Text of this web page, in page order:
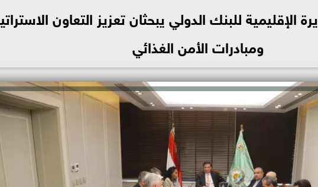
الإقليمية للبنك الدولي يبحثان تعزيز التعاون
ومبادرات الأمن الغذائي